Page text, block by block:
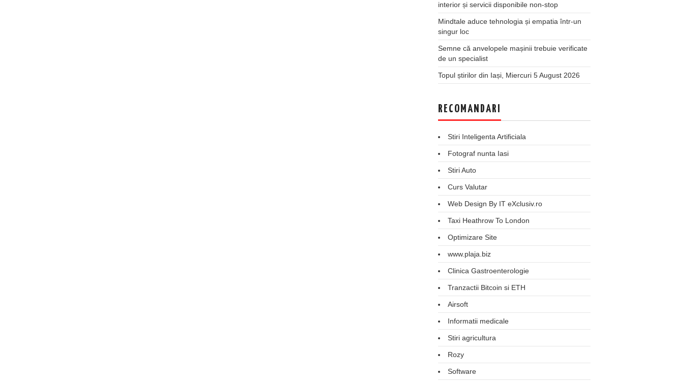
interior și servicii disponibile non-stop
Mindtale aduce tehnologia și empatia într-un
singur loc
Semne că anvelopele mașinii trebuie verificate
de un specialist
Topul știrilor din Iași, Miercuri 5 August 2026
RECOMANDARI
Stiri Inteligenta Artificiala
Fotograf nunta Iasi
Stiri Auto
Curs Valutar
Web Design By IT eXclusiv.ro
Taxi Heathrow To London
Optimizare Site
www.plaja.biz
Clinica Gastroenterologie
Tranzactii Bitcoin si ETH
Airsoft
Informatii medicale
Stiri agricultura
Rozy
Software